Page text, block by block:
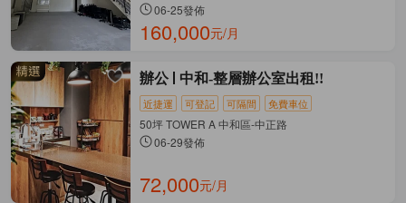
06-25發佈
160,000元/月
辦公 中和-整層辦公室出租!!
近捷運 可登記 可隔間 免費車位
50坪 TOWER A 中和區-中正路
06-29發佈
72,000元/月